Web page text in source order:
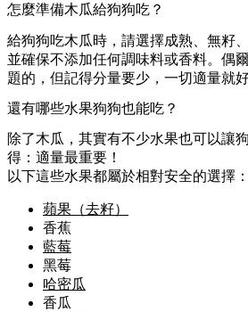
怎麼準備木瓜給狗狗吃？
給狗狗吃木瓜時，請選擇成熟、無籽
並確保不添加任何調味料或香料。偶
題的，但記得分量要少，一切適量就好
還有哪些水果狗狗也能吃？
除了木瓜，其實有不少水果也可以讓
得： 適量最重要！
以下這些水果都屬於相對安全的選擇：
蘋果（去籽）
香蕉
藍莓
黑莓
哈密瓜
香瓜